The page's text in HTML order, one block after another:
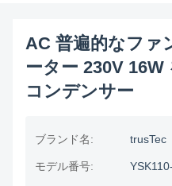
AC 普遍的なファ
ーター 230V
コンデンサー
ブランド名: trusTec
モデル番号: